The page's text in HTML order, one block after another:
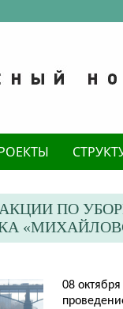
ПО
08